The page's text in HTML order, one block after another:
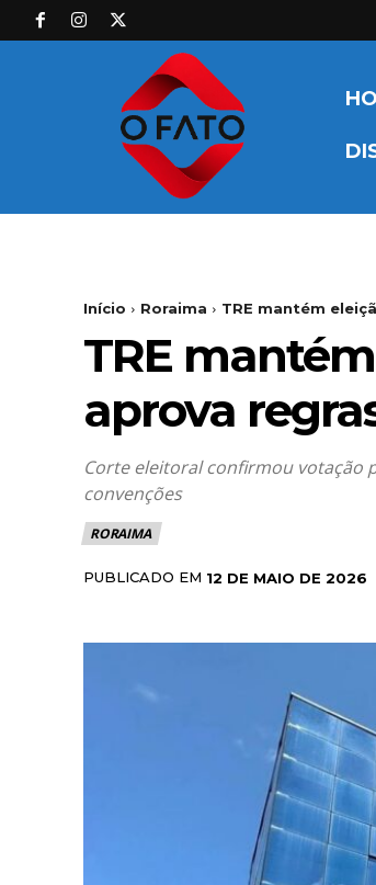
Início Roraima TRE mantém
TRE
aprova
Corte eleitoral confirmou votação
convenções
RORAIMA
PUBLICADO EM 12 DE MAIO DE 2026